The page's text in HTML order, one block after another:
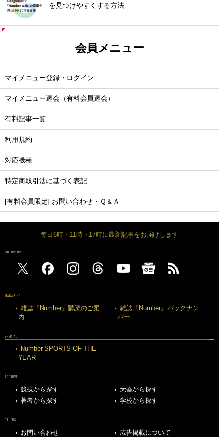
を見つけやすくする方法
会員メニュー
マイメニュー登録・ログイン
マイメニュー退会（有料会員退会）
有料記事一覧
利用規約
対応機種
特定商取引法に基づく表記
[有料会員限定] お問い合わせ・Ｑ＆Ａ
毎日6時・11時・17時に最新記事をお届けします
FOLLOW US
MAGAZINE
雑誌『Number』購読のご案
内
雑誌『Number』バックナン
バー
SPECIAL
Number SPORTS OF THE
YEAR
ARCHIVE
競技から探す
大会から探す
著者から探す
学校から探す
OTHERS
お問い合わせ 広告掲載について